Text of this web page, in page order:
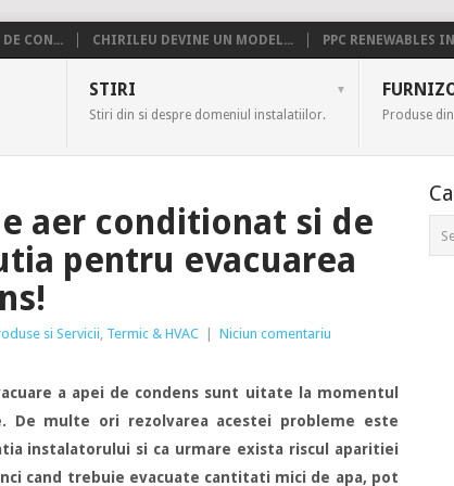
CON... CHIRILEU DEVINE UN MODEL... PPC RENEWABLES
STIRI
Stiri din si despre domeniul instalatiilor. Produse
aer conditionat si de
pentru evacuarea
si Servicii, Termic & HVAC Niciun comentariu
a apei de condens sunt uitate la momentul
De multe ori rezolvarea acestei probleme este
instalatorului si ca urmare exista riscul aparitiei
cand trebuie evacuate cantitati mici de apa, pot